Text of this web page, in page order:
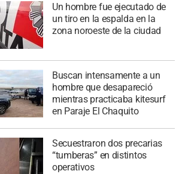
Un hombre fue ejecutado de
un tiro en la espalda en la
zona noroeste de la ciudad
Buscan intensamente a un
hombre que desapareció
mientras practicaba kitesurf
en Paraje El Chaquito
Secuestraron dos precarias
“tumberas” en distintos
operativos